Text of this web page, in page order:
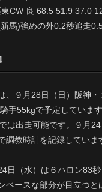
CW 良 68.5 51.9 37.0
馬)強めの外0.2秒追走
、９月28日（日）阪神
手55kgで予定していま
は出走可能です。９月
調教時計を記録していま
（水）は６ハロン83
ペースな部分が目立つと